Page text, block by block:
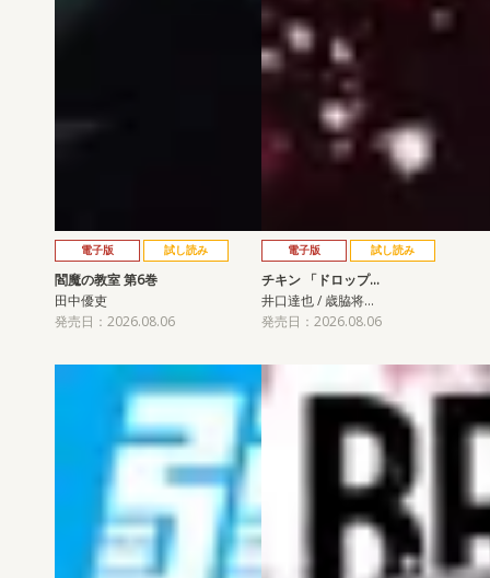
電子版 試し読み
閻魔の教室 第6巻
田中優吏
発売日：2026.08.06
電子版 試し読み
チキン 「ドロップ…
井口達也 / 歳脇将…
発売日：2026.08.06